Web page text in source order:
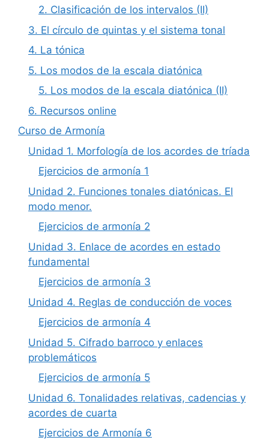
2. Clasificación de los intervalos (II)
3. El círculo de quintas y el sistema tonal
4. La tónica
5. Los modos de la escala diatónica
5. Los modos de la escala diatónica (II)
6. Recursos online
Curso de Armonía
Unidad 1. Morfología de los acordes de tríada
Ejercicios de armonía 1
Unidad 2. Funciones tonales diatónicas. El
modo menor.
Ejercicios de armonía 2
Unidad 3. Enlace de acordes en estado
fundamental
Ejercicios de armonía 3
Unidad 4. Reglas de conducción de voces
Ejercicios de armonía 4
Unidad 5. Cifrado barroco y enlaces
problemáticos
Ejercicios de armonía 5
Unidad 6. Tonalidades relativas, cadencias y
acordes de cuarta
Ejercicios de Armonía 6